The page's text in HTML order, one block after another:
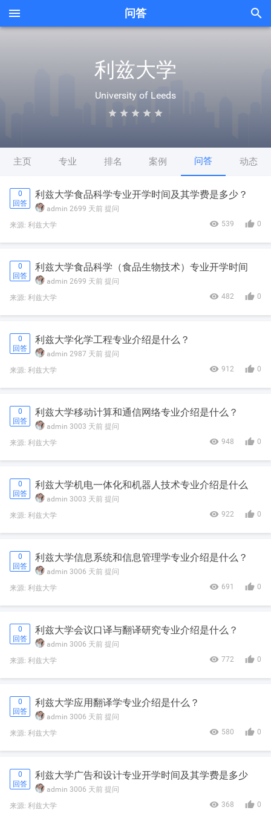
 问答 
利兹大学
University of Leeds
    
主页 专业 排名 案例 问答 动态
0
回答
利兹大学食品科学专业开学时间及其学费是多少？
admin 2699 天前 提问
来源: 利兹大学
 539  0
0
回答
利兹大学食品科学（食品生物技术）专业开学时间
admin 2699 天前 提问
来源: 利兹大学
 482  0
0
回答
利兹大学化学工程专业介绍是什么？
admin 2987 天前 提问
来源: 利兹大学
 912  0
0
回答
利兹大学移动计算和通信网络专业介绍是什么？
admin 3003 天前 提问
来源: 利兹大学
 948  0
0
回答
利兹大学机电一体化和机器人技术专业介绍是什么
admin 3003 天前 提问
来源: 利兹大学
 922  0
0
回答
利兹大学信息系统和信息管理学专业介绍是什么？
admin 3006 天前 提问
来源: 利兹大学
 691  0
0
回答
利兹大学会议口译与翻译研究专业介绍是什么？
admin 3006 天前 提问
来源: 利兹大学
 772  0
0
回答
利兹大学应用翻译学专业介绍是什么？
admin 3006 天前 提问
来源: 利兹大学
 580  0
0
回答
利兹大学广告和设计专业开学时间及其学费是多少
admin 3006 天前 提问
来源: 利兹大学
 368  0